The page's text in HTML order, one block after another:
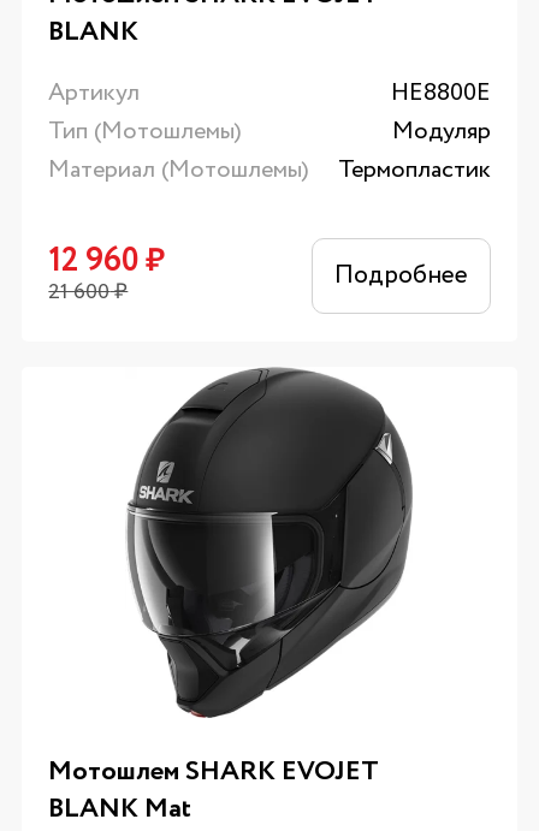
BLANK
Артикул
HE8800E
Тип (Мотошлемы)
Модуляр
Материал (Мотошлемы)
Термопластик
12 960₽
21 600₽ Подробнее
Мотошлем SHARK EVOJET
BLANK Mat